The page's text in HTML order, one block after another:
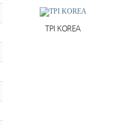
TPI KOREA